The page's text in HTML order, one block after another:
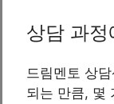
상담 과
드림멘토 상
되는 만큼, 몇